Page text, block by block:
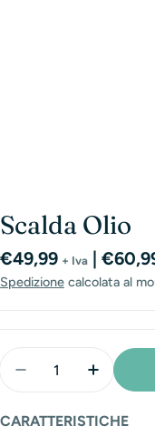
Scalda Olio
Prezzo
normale
€49,99 + Iva |
Spedizione calcolata al
Diminuisci La
CARATTERISTICHE